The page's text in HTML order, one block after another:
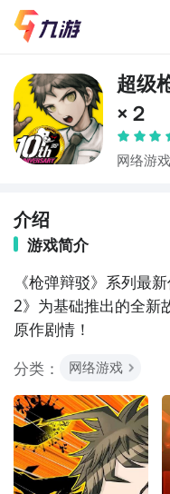
超级
×２
网络游戏
介绍
游戏简介
《枪弹辩驳》系列最
2》为基础推出的全新
原作剧情！
分类：
网络游戏